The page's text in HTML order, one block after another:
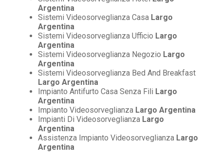
Argentina
Sistemi Videosorveglianza Casa Largo
Argentina
Sistemi Videosorveglianza Ufficio Largo
Argentina
Sistemi Videosorveglianza Negozio Largo
Argentina
Sistemi Videosorveglianza Bed And Breakfast
Largo Argentina
Impianto Antifurto Casa Senza Fili Largo
Argentina
Impianto Videosorveglianza Largo Argentina
Impianti Di Videosorveglianza Largo
Argentina
Assistenza Impianto Videosorveglianza Largo
Argentina